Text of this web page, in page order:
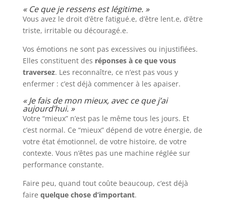
« Ce que je ressens est légitime. »
Vous avez le droit d’être fatigué.e, d’être lent.e, d’être
triste, irritable ou découragé.e.
Vos émotions ne sont pas excessives ou injustifiées.
Elles constituent des réponses à ce que vous
traversez. Les reconnaître, ce n’est pas vous y
enfermer : c’est déjà commencer à les apaiser.
« Je fais de mon mieux, avec ce que j’ai
aujourd’hui. »
Votre “mieux” n’est pas le même tous les jours. Et
c’est normal. Ce “mieux” dépend de votre énergie, de
votre état émotionnel, de votre histoire, de votre
contexte. Vous n’êtes pas une machine réglée sur
performance constante.
Faire peu, quand tout coûte beaucoup, c’est déjà
faire quelque chose d’important.